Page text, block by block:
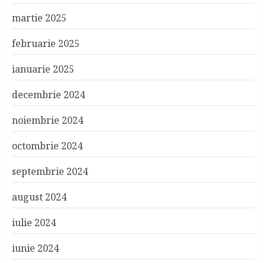
martie 2025
februarie 2025
ianuarie 2025
decembrie 2024
noiembrie 2024
octombrie 2024
septembrie 2024
august 2024
iulie 2024
iunie 2024